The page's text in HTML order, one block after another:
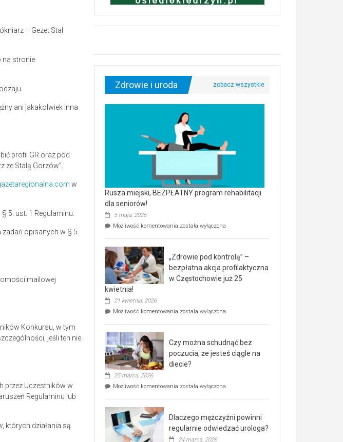
– Gezet Stal
na stronie
ani jakakolwiek inna
profil GR oraz pod
ze Stalą Gorzów”.
w
5. ust. 1 Regulaminu.
opisanych w § 5.
mailowej
Konkursu, w tym
jeśli ten nie
przez Uczestników w
Regulaminu lub
których działania są
Zdrowie i uroda
Rusza miejski, BEZPŁATNY program rehabilitacji
dla seniorów!
5 maja, 2026
Możliwość komentowania Rusza
rehabilitacji
dla
seniorów!
została wyłączona
„Zdrowie pod kontrolą” –
bezpłatna akcja profilaktyczna
w Częstochowie już 25
kwietnia!
21 kwietnia, 2026
Możliwość komentowania „Zdrowie
bezpłatna
akcja
profilaktyczna
w
już
kwietnia!
została wyłączona
Czy można schudnąć bez
poczucia, że jesteś ciągle na
diecie?
25 marca, 2026
Możliwość komentowania Czy
poczucia,
że
została wyłączona
Dlaczego mężczyźni powinni
regularnie odwiedzać urologa?
24 marca, 2026